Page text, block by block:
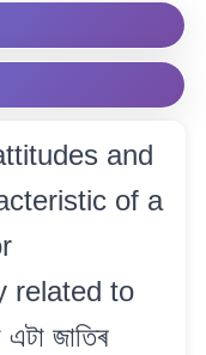
and
of a
related to
জাতিৰ